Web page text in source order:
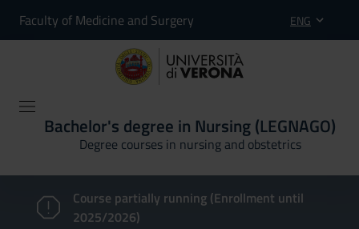
Faculty of Medicine and Surgery ENG
Bachelor's degree in Nursing (LEGNAGO)
Degree courses in nursing and obstetrics
Course partially running (Enrollment until
2025/2026)